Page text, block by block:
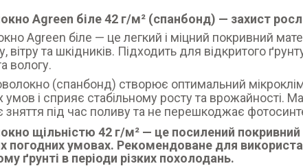
Agreen біле 42 г/м² (спанбонд) — захист
Agreen біле — це легкий і міцний покривний
вітру та шкідників. Підходить для відкритого
вологу.
(спанбонд) створює оптимальний
умов і сприяє стабільному росту та врожайності.
зняття під час поливу та не перешкоджає
щільністю 42 г/м² — це посилений покривний
погодних умовах. Рекомендоване для
ґрунті в періоди різких похолодань.